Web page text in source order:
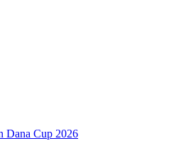
Dana Cup 2026